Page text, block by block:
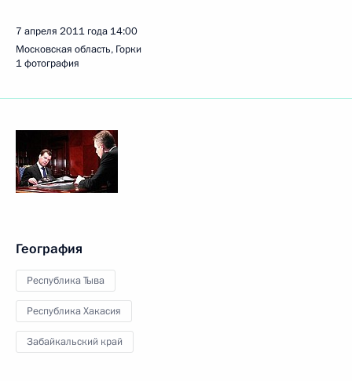
7 апреля 2011 года 14:00
Московская область, Горки
1 фотография
География
Республика Тыва
Республика Хакасия
Забайкальский край